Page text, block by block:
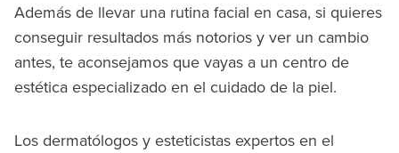
Además de llevar una rutina facial en casa, si quieres
conseguir resultados más notorios y ver un cambio
antes, te aconsejamos que vayas a un centro de
estética especializado en el cuidado de la piel.
Los dermatólogos y esteticistas expertos en el